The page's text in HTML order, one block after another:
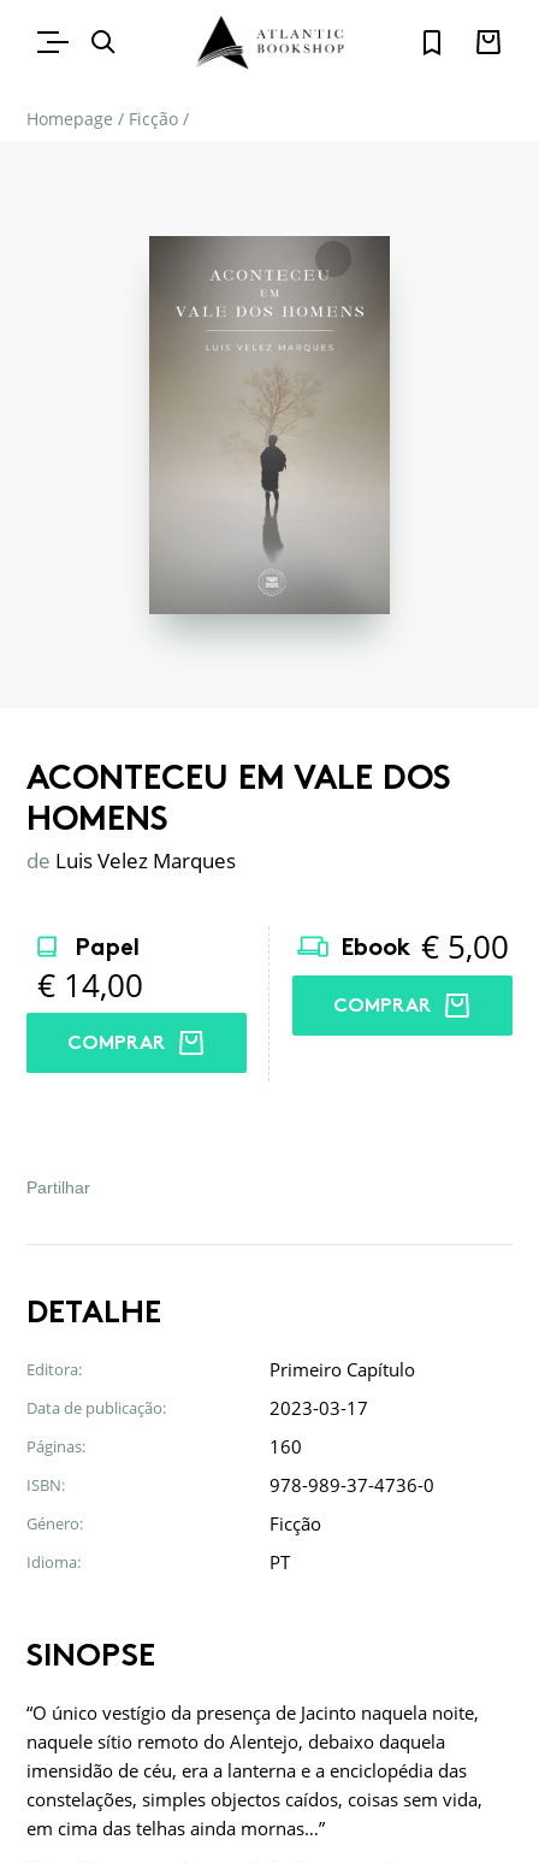
Homepage / Ficção /
FAVORITO
ACONTECEU EM VALE DOS
HOMENS
de Luis Velez Marques
Papel
€ 14,00
COMPRAR
Ebook € 5,00
COMPRAR
Partilhar
DETALHE
Editora: Primeiro Capítulo
Data de publicação: 2023-03-17
Páginas: 160
ISBN: 978-989-37-4736-0
Género: Ficção
Idioma: PT
SINOPSE
“O único vestígio da presença de Jacinto naquela noite,
naquele sítio remoto do Alentejo, debaixo daquela
imensidão de céu, era a lanterna e a enciclopédia das
constelações, simples objectos caídos, coisas sem vida,
em cima das telhas ainda mornas…”